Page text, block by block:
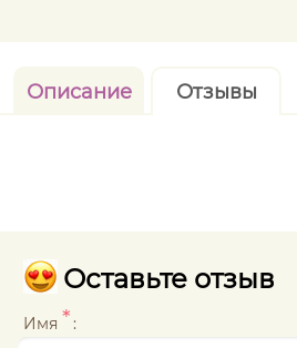
Описание Отзывы
Оставьте отзыв
Имя * :